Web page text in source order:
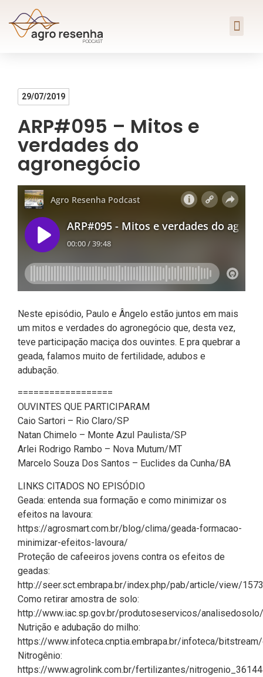
29/07/2019
ARP#095 – Mitos e
verdades do
agronegócio
Neste episódio, Paulo e Ângelo estão juntos em mais
um mitos e verdades do agronegócio que, desta vez,
teve participação maciça dos ouvintes. E pra quebrar a
geada, falamos muito de fertilidade, adubos e
adubação.
==================
OUVINTES QUE PARTICIPARAM
Caio Sartori – Rio Claro/SP
Natan Chimelo – Monte Azul Paulista/SP
Arlei Rodrigo Rambo – Nova Mutum/MT
Marcelo Souza Dos Santos – Euclides da Cunha/BA
LINKS CITADOS NO EPISÓDIO
Geada: entenda sua formação e como minimizar os
efeitos na lavoura:
https://agrosmart.com.br/blog/clima/geada-formacao-
minimizar-efeitos-lavoura/
Proteção de cafeeiros jovens contra os efeitos de
geadas:
http://seer.sct.embrapa.br/index.php/pab/article/view/
Como retirar amostra de solo:
http://www.iac.sp.gov.br/produtoseservicos/
Nutrição e adubação do milho:
https://www.infoteca.cnptia.embrapa.br/infoteca/
Nitrogênio:
https://www.agrolink.com.br/fertilizantes/